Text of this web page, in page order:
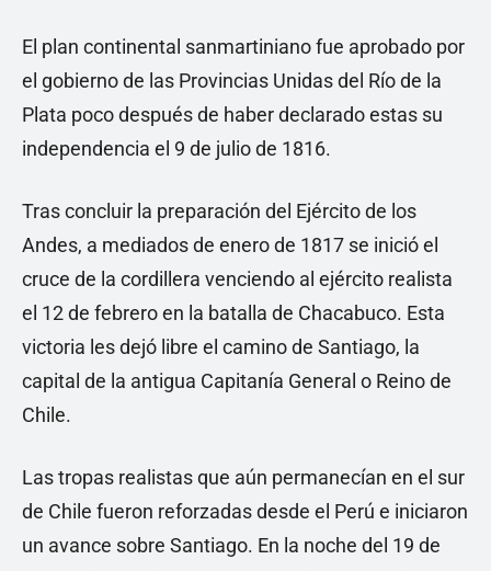
El plan continental sanmartiniano fue aprobado por
el gobierno de las Provincias Unidas del Río de la
Plata poco después de haber declarado estas su
independencia el 9 de julio de 1816.
Tras concluir la preparación del Ejército de los
Andes, a mediados de enero de 1817 se inició el
cruce de la cordillera venciendo al ejército realista
el 12 de febrero en la batalla de Chacabuco. Esta
victoria les dejó libre el camino de Santiago, la
capital de la antigua Capitanía General o Reino de
Chile.
Las tropas realistas que aún permanecían en el sur
de Chile fueron reforzadas desde el Perú e iniciaron
un avance sobre Santiago. En la noche del 19 de